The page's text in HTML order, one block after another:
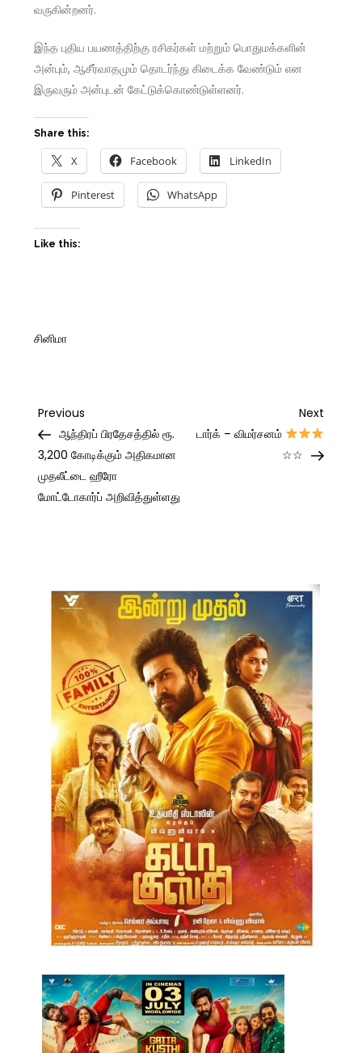
வருகின்றனர்.
இந்த புதிய பயணத்திற்கு ரசிகர்கள் மற்றும் பொதுமக்களின்
அன்பும், ஆசீர்வாதமும் தொடர்ந்து கிடைக்க வேண்டும் என
இருவரும் அன்புடன் கேட்டுக்கொண்டுள்ளனர்.
Share this:
X Facebook LinkedIn
Pinterest WhatsApp
Like this:
சினிமா
Post
navigation
Previous
Post
Previous
ஆந்திரப் பிரதேசத்தில் ரூ.
3,200 கோடிக்கும் அதிகமான
முதலீட்டை ஹீரோ
மோட்டோகார்ப் அறிவித்துள்ளது
Next
Post
Next
டார்க் – விமர்சனம்
☆☆